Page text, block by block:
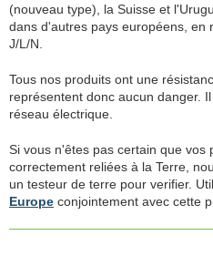
(nouveau type), la Suisse et
dans d'autres pays européens, en
J/L/N.
Tous nos produits ont une
représentent donc aucun danger.
réseau électrique.
Si vous n'êtes pas certain que vos
correctement reliées à la Terre,
un testeur de terre pour verifier.
Europe conjointement avec cette